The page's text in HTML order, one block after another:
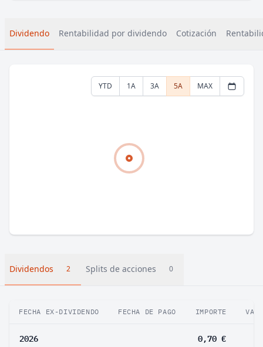
Dividendo Rentabilidad por dividendo Cotización
YTD 1A 3A 5A MAX
Dividendos 2 Splits de acciones 0
FECHA EX-DIVIDENDO FECHA DE PAGO IMPORTE
2026 0,70 €